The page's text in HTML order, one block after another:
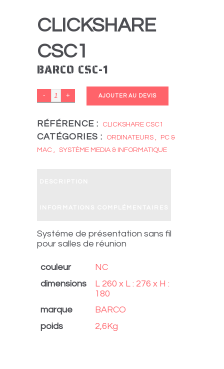
CLICKSHARE
CSC1
BARCO CSC-1
BARCO
1
quantity
AJOUTER AU DEVIS
RÉFÉRENCE : CLICKSHARE CSC1
CATÉGORIES : ORDINATEURS ,
PC &
MAC , SYSTÈME MEDIA & INFORMATIQUE
Systéme de présentation sans fil
pour salles de réunion
couleur
NC
dimensions
L 260 x L : 276 x H :
180
marque
BARCO
poids
2,6Kg